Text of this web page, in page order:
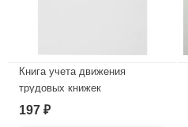
Книга учета движения
трудовых книжек
облакированный картон А4
197 ₽